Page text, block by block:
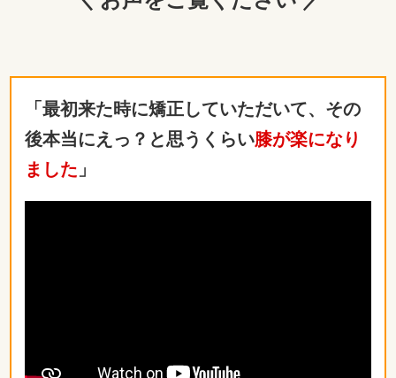
「最初来た時に矯正していただいて、その
後本当にえっ？と思うくらい膝が楽になり
ました 」